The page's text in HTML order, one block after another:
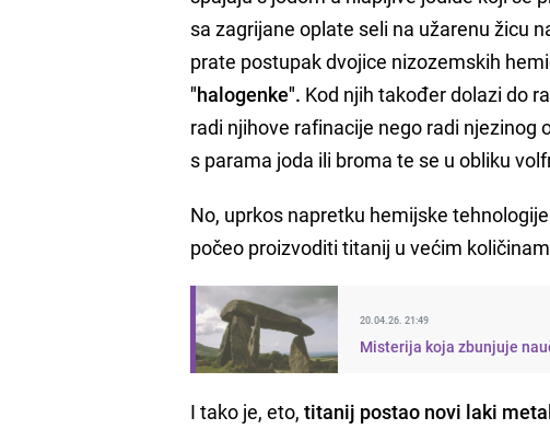
sa zagrijane oplate seli na užarenu žicu
prate postupak dvojice nizozemskih
"halogenke". Kod njih također dolazi do
radi njihove rafinacije nego radi njezinog
s parama joda ili broma te se u obliku
No, uprkos napretku hemijske
počeo proizvoditi titanij u većim
20.04.26. 21:49
Misterija koja zbunjuje
I tako je, eto, titanij postao novi laki